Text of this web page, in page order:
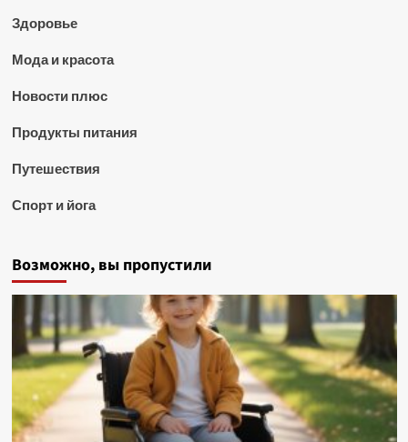
Здоровье
Мода и красота
Новости плюс
Продукты питания
Путешествия
Спорт и йога
Возможно, вы пропустили